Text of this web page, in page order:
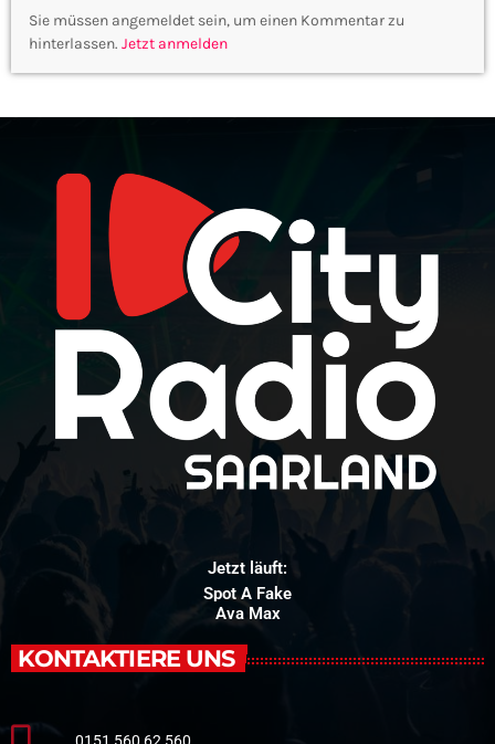
Sie müssen angemeldet sein, um einen Kommentar zu
hinterlassen. Jetzt anmelden
Jetzt läuft:
Spot A Fake
Ava Max
KONTAKTIERE UNS
0151 560 62 560